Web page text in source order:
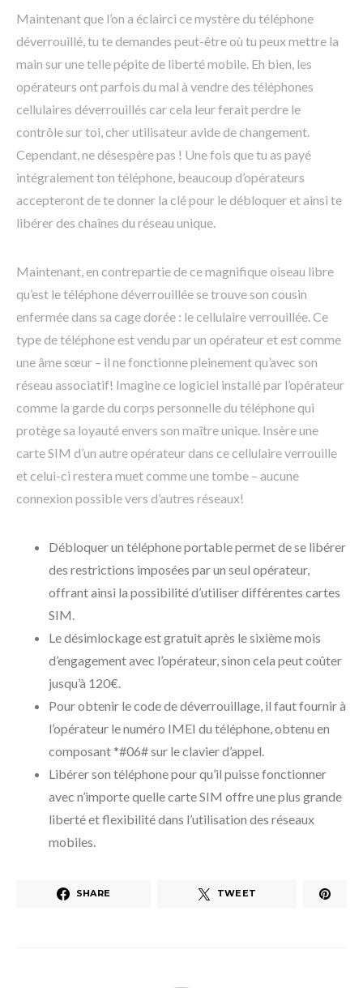
Maintenant que l’on a éclairci ce mystère du téléphone
déverrouillé, tu te demandes peut-être où tu peux mettre la
main sur une telle pépite de liberté mobile. Eh bien, les
opérateurs ont parfois du mal à vendre des téléphones
cellulaires déverrouillés car cela leur ferait perdre le
contrôle sur toi, cher utilisateur avide de changement.
Cependant, ne désespère pas ! Une fois que tu as payé
intégralement ton téléphone, beaucoup d’opérateurs
accepteront de te donner la clé pour le débloquer et ainsi te
libérer des chaînes du réseau unique.
Maintenant, en contrepartie de ce magnifique oiseau libre
qu’est le téléphone déverrouillée se trouve son cousin
enfermée dans sa cage dorée : le cellulaire verrouillée. Ce
type de téléphone est vendu par un opérateur et est comme
une âme sœur – il ne fonctionne pleinement qu’avec son
réseau associatif! Imagine ce logiciel installé par l’opérateur
comme la garde du corps personnelle du téléphone qui
protège sa loyauté envers son maître unique. Insère une
carte SIM d’un autre opérateur dans ce cellulaire verrouille
et celui-ci restera muet comme une tombe – aucune
connexion possible vers d’autres réseaux!
Débloquer un téléphone portable permet de se libérer
des restrictions imposées par un seul opérateur,
offrant ainsi la possibilité d’utiliser différentes cartes
SIM.
Le désimlockage est gratuit après le sixième mois
d’engagement avec l’opérateur, sinon cela peut coûter
jusqu’à 120€.
Pour obtenir le code de déverrouillage, il faut fournir à
l’opérateur le numéro IMEI du téléphone, obtenu en
composant *#06# sur le clavier d’appel.
Libérer son téléphone pour qu’il puisse fonctionner
avec n’importe quelle carte SIM offre une plus grande
liberté et flexibilité dans l’utilisation des réseaux
mobiles.
SHARE TWEET